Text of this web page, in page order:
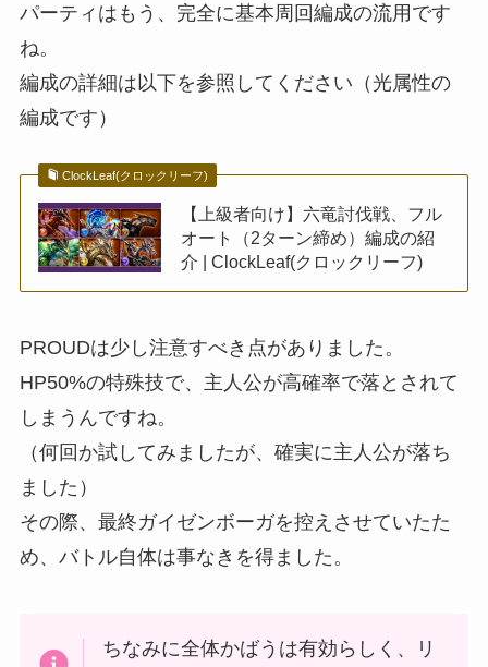
パーティはもう、完全に基本周回編成の流用です
ね。
編成の詳細は以下を参照してください（光属性の
編成です）
ClockLeaf(クロックリーフ)
【上級者向け】六竜討伐戦、フル
オート（2ターン締め）編成の紹
介 | ClockLeaf(クロックリーフ)
PROUDは少し注意すべき点がありました。
HP50%の特殊技で、主人公が高確率で落とされて
しまうんですね。
（何回か試してみましたが、確実に主人公が落ち
ました）
その際、最終ガイゼンボーガを控えさせていたた
め、バトル自体は事なきを得ました。
ちなみに全体かばうは有効らしく、リ